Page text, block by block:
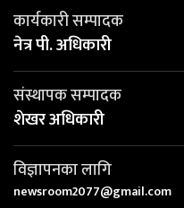
कार्यकारी सम्पादक
नेत्र पी. अधिकारी
संस्थापक सम्पादक
शेखर अधिकारी
विज्ञापनका लागि
newsroom2077@gmail.com